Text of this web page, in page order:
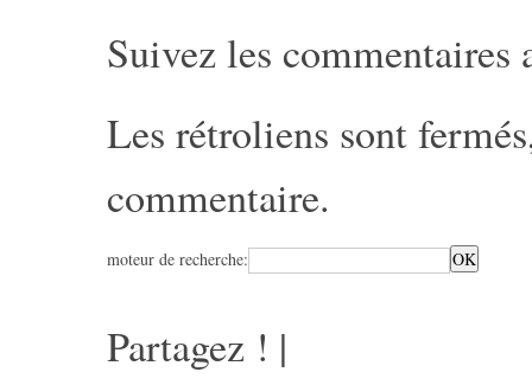
Suivez les commentaires
Les rétroliens sont
commentaire.
moteur de recherche:
Partagez ! |